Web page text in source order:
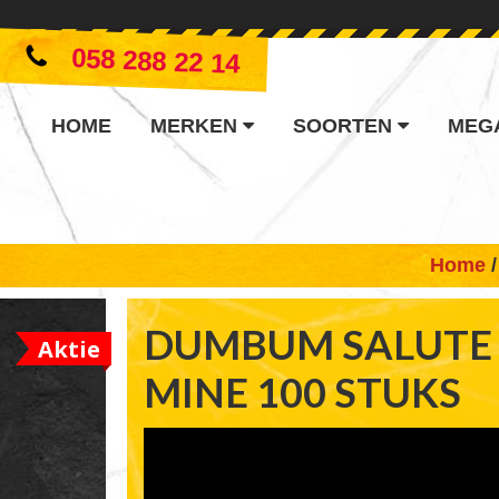
058 288 22 14
HOME MERKEN SOORTEN
Home
Aktie
DUMBUM SALUTE
MINE 100 STUKS